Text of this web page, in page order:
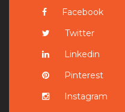
Facebook
Twitter
Linkedin
Pinterest
Instagram